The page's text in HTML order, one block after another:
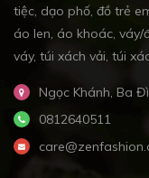
tiệc, dạo phố, đồ trẻ
áo len, áo khoác, váy/
váy, túi xách vải, túi
Ngọc Khánh, Ba
0812640511